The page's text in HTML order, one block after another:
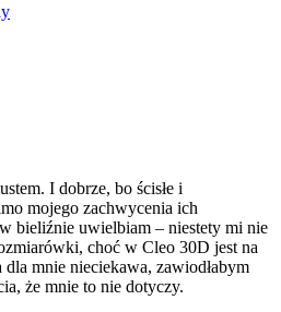
I dobrze, bo ścisłe i
mojego zachwycenia ich
bieliźnie uwielbiam – niestety mi nie
choć w Cleo 30D jest na
mnie nieciekawa, zawiodłabym
że mnie to nie dotyczy.